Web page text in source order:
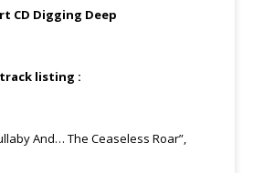
listing :
And… The Ceaseless Roar”,